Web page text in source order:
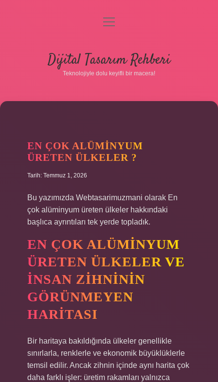
Gizlilik Politikası
Hakkımızda
menüyü
Dijital Tasarım Rehberi
Teknolojiyle dolu keyifli bir macera!
EN ÇOK ALÜMINYUM
ÜRETEN ÜLKELER ?
Tarih: Temmuz 1, 2026
Bu yazımızda Webtasarimuzmani olarak En
çok alüminyum üreten ülkeler hakkındaki
başlıca ayrıntıları tek yerde topladık.
EN ÇOK ALÜMINYUM
ÜRETEN ÜLKELER VE
İNSAN ZIHNININ
GÖRÜNMEYEN
HARITASI
Bir haritaya bakıldığında ülkeler genellikle
sınırlarla, renklerle ve ekonomik büyüklüklerle
temsil edilir. Ancak zihnin içinde aynı harita çok
daha farklı işler: üretim rakamları yalnızca